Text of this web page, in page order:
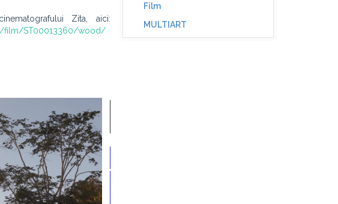
Zita, aici:
film/ST00013360/wood/
Film
MULTIART